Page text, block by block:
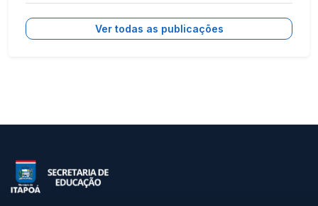
Ver todas as publicações